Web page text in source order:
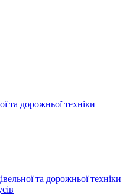
та дорожньої техніки
та дорожньої техніки